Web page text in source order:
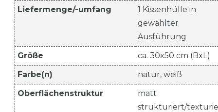
Liefermenge/-umfang
1 Kissenhülle in
gewählter
Ausführung
Größe ca. 30x50 cm (BxL)
Farbe(n) natur, weiß
Oberflächenstruktur
matt
strukturiert/